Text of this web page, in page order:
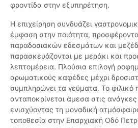
φροντίδα στην εξυπηρέτηση.
Η επιχείρηση συνδυάζει
έμφαση στην ποιότητα,
παραδοσιακών εδεσμάτων και
παρασκευάζονται με μεράκι και
λεπτομέρεια. Πλούσια επιλογή
αρωματικούς καφέδες μέχρι
συμπληρώνει τα γεύματα. Το φιλικό
ανταποκρίνεται άμεσα στις
ενισχύοντας τη μοναδική
τοποθεσία στην Επαρχιακή Οδό